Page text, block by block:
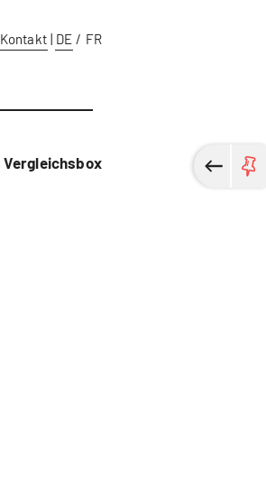
Kontakt | DE / FR
Vergleichsbox